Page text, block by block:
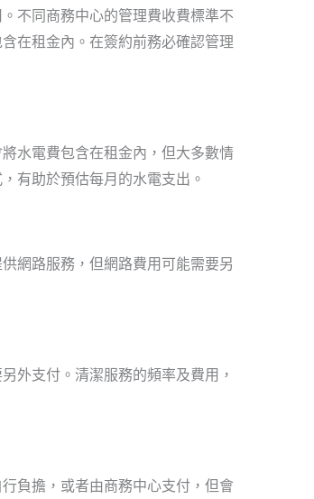
不同商務中心的管理費收費標準不
在租金內。在簽約前務必確認管理
水電費包含在租金內，但大多數情
有助於預估每月的水電支出。
網路服務，但網路費用可能需要另
外支付。清潔服務的頻率及費用，
負擔，或者由商務中心支付，但會